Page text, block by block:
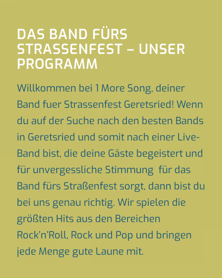
DAS BAND FÜRS
STRASSENFEST – UNSER P
ROGRAMM
Willkommen bei 1 More Song, deiner
Band fuer Strassenfest Geretsried! Wenn
du auf der Suche nach den besten Bands
in Geretsried und somit nach einer Live-
Band bist, die deine Gäste begeistert und
für unvergessliche Stimmung für das
Band fürs Straßenfest sorgt, dann bist du
bei uns genau richtig. Wir spielen die
größten Hits aus den Bereichen
Rock’n’Roll, Rock und Pop und bringen
jede Menge gute Laune mit.